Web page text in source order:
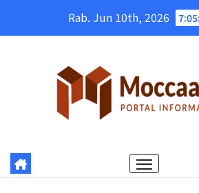
Rab. Jun 10th, 2026